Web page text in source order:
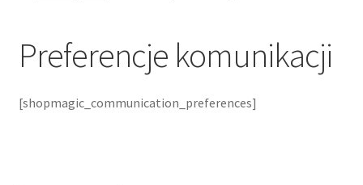
Koszyk
Kontakt
Preferencje komunikacji
[shopmagic_communication_preferences]